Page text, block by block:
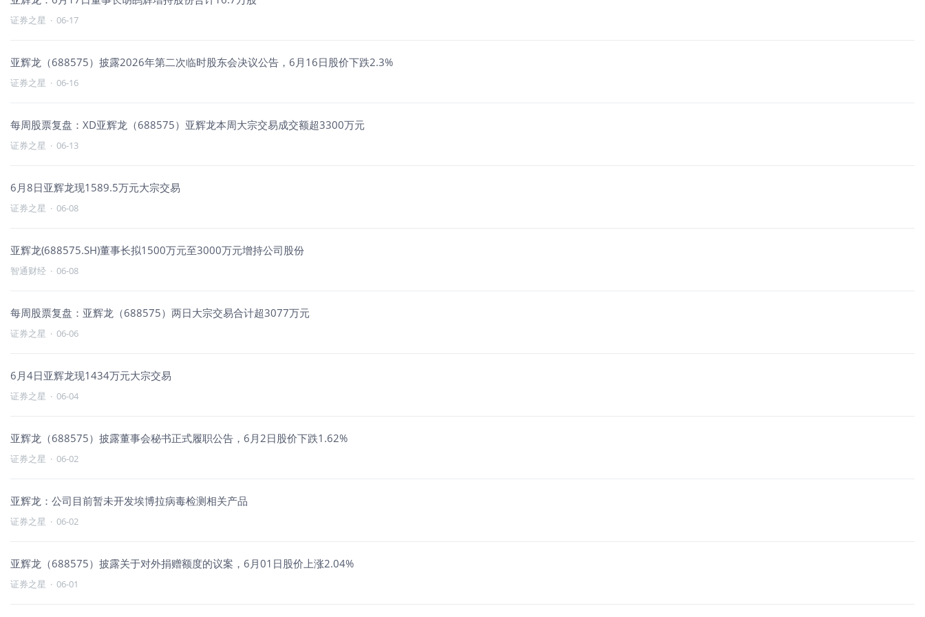
证券之星 · 06-17
亚辉龙（688575）披露2026年第二次临时股东会决议公告，6月16日股价下跌2.3%
证券之星 · 06-16
每周股票复盘：XD亚辉龙（688575）亚辉龙本周大宗交易成交额超3300万元
证券之星 · 06-13
6月8日亚辉龙现1589.5万元大宗交易
证券之星 · 06-08
亚辉龙(688575.SH)董事长拟1500万元至3000万元增持公司股份
智通财经 · 06-08
每周股票复盘：亚辉龙（688575）两日大宗交易合计超3077万元
证券之星 · 06-06
6月4日亚辉龙现1434万元大宗交易
证券之星 · 06-04
亚辉龙（688575）披露董事会秘书正式履职公告，6月2日股价下跌1.62%
证券之星 · 06-02
亚辉龙：公司目前暂未开发埃博拉病毒检测相关产品
证券之星 · 06-02
亚辉龙（688575）披露关于对外捐赠额度的议案，6月01日股价上涨2.04%
证券之星 · 06-01